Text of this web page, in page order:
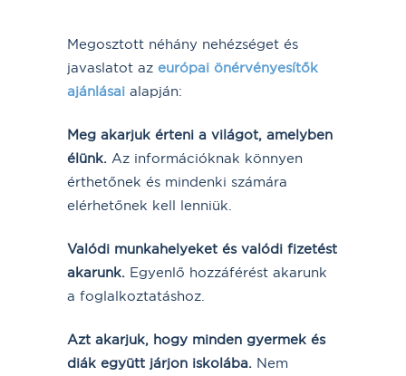
Megosztott néhány nehézséget és
javaslatot az európai önérvényesítők
ajánlásai alapján:
Meg akarjuk érteni a világot, amelyben
élünk. Az információknak könnyen
érthetőnek és mindenki számára
elérhetőnek kell lenniük.
Valódi munkahelyeket és valódi fizetést
akarunk. Egyenlő hozzáférést akarunk
a foglalkoztatáshoz.
Azt akarjuk, hogy minden gyermek és
diák együtt járjon iskolába. Nem